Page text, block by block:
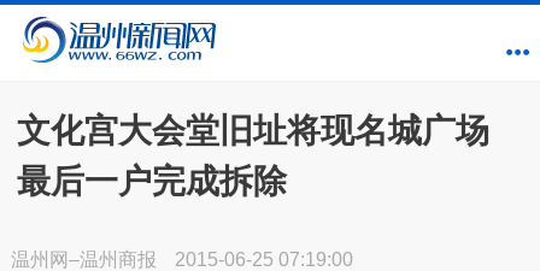
文化宫大会堂旧址将现名城广场
最后一户完成拆除
温州网–温州商报 2015-06-25 07:19:00